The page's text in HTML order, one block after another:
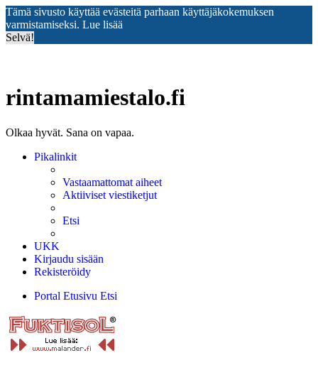
Tämä sivusto käyttää evästeitä parhaan käyttäjäkokemuksen
varmistamiseksi. Lue lisää
Selvä!
rintamamiestalo.fi
Olkaa hyvät. Sana on vapaa.
Pikalinkit
Vastaamattomat aiheet
Aktiiviset viestiketjut
Etsi
UKK
Kirjaudu sisään
Rekisteröidy
Portal Etusivu Etsi